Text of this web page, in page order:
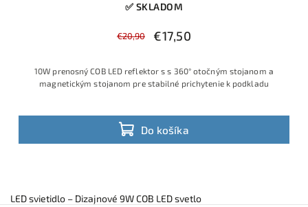
✅ SKLADOM
€20,90 €17,50
Do košíka
10W prenosný COB LED reflektor s s 360° otočným stojanom a
magnetickým stojanom pre stabilné prichytenie k podkladu
LED svietidlo – Dizajnové 9W COB LED svetlo